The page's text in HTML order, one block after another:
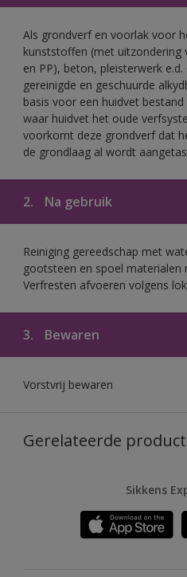
Als grondverf en voorlak voor
kunststoffen (met uitzondering
en PP), beton, pleisterwerk
gereinigde en geschuurde
basis voor een huidvet
waar huidvet het oude
voorkomt deze grondverf dat
de grondlaag al wordt
2. Na gebruik
Reiniging gereedschap met
gootsteen en spoel materialen
Verfresten afvoeren volgens
3. Bewaren
Vorstvrij bewaren
Gerelateerde
Sikkens